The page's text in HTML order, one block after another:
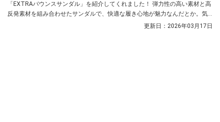
「EXTRAバウンスサンダル」を紹介してくれました！ 弾力性の高い素材と高
反発素材を組み合わせたサンダルで、快適な履き心地が魅力なんだとか。気
更新日： 2026年03月17日